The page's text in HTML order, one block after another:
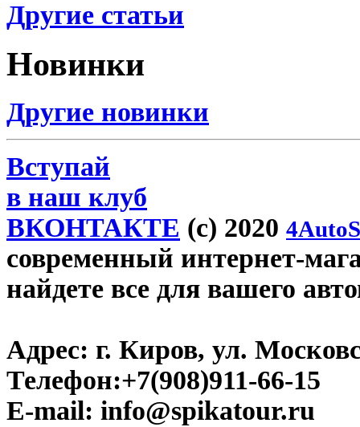
Другие статьи
Новинки
Другие новинки
Вступай
в наш клуб
ВКОНТАКТЕ (c) 2020
современный интернет-
найдете все для вашего
Адрес: г. Киров, ул.
Телефон:+7(908)911-66-15
E-mail: info@spikatour.ru